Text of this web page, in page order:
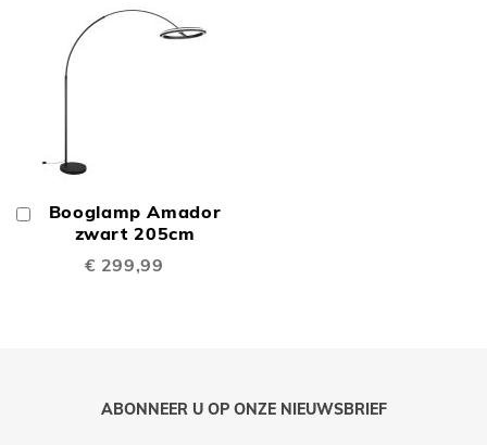
Booglamp Amador
zwart 205cm
€ 299,99
Winkelwagen
ABONNEER U OP ONZE NIEUWSBRIEF